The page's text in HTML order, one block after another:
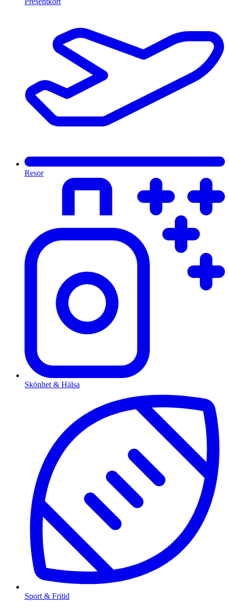
Resor
Skönhet & Hälsa
Sport & Fritid